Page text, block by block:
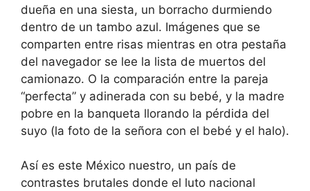
dueña en una siesta, un borracho durmiendo
dentro de un tambo azul. Imágenes que se
comparten entre risas mientras en otra pestaña
del navegador se lee la lista de muertos del
camionazo. O la comparación entre la pareja
“perfecta” y adinerada con su bebé, y la madre
pobre en la banqueta llorando la pérdida del
suyo (la foto de la señora con el bebé y el halo).
Así es este México nuestro, un país de
contrastes brutales donde el luto nacional